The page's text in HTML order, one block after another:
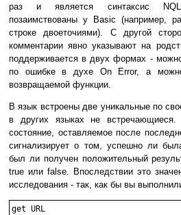
раз и является синтаксис
позаимствованы у Basic (например,
строке двоеточиями). С другой
комментарии явно указывают на
поддерживается в двух формах -
по ошибке в духе On Error, а можно
возвращаемой функции.
В язык встроены две уникальные по
в других языках не
состояние, оставляемое после
сигнализирует о том, успешно ли
был ли получен положительный
true или false. Впоследствии это
исследования - так, как бы вы
get URL